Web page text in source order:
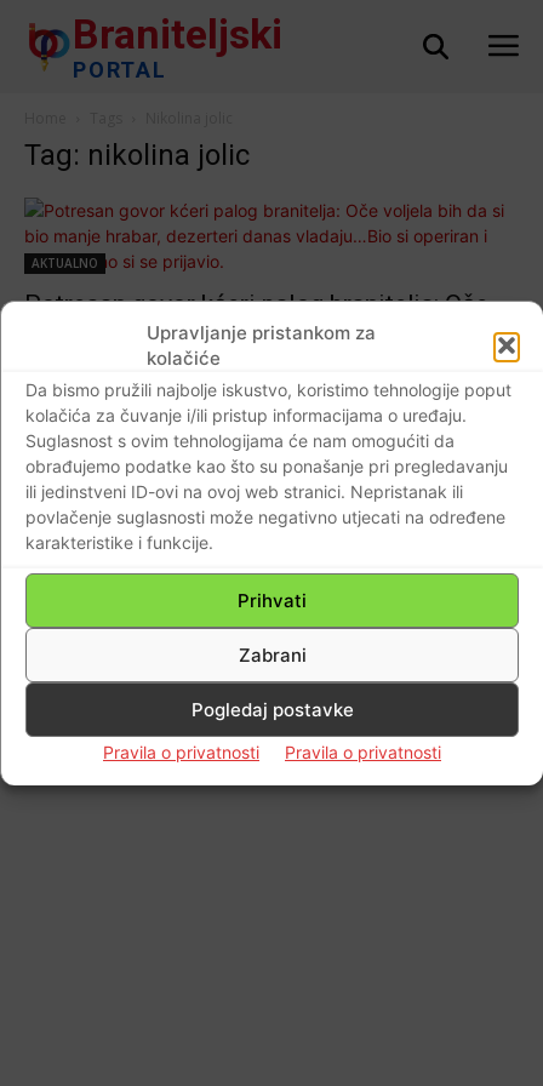
Upravljanje pristankom za
kolačiće
Da bismo pružili najbolje iskustvo, koristimo tehnologije poput
kolačića za čuvanje i/ili pristup informacijama o uređaju.
Suglasnost s ovim tehnologijama će nam omogućiti da
obrađujemo podatke kao što su ponašanje pri pregledavanju
ili jedinstveni ID-ovi na ovoj web stranici. Nepristanak ili
povlačenje suglasnosti može negativno utjecati na određene
karakteristike i funkcije.
Prihvati
Zabrani
Pogledaj postavke
Pravila o privatnosti Pravila o privatnosti
Braniteljski
PORTAL
Tag: nikolina jolic
AKTUALNO
Potresan govor kćeri palog branitelja: Oče
voljela bih da si bio manje hrabar, dezerteri
danas vladaju…Bio si operiran i dragovoljno
si se prijavio.
Braniteljski portal - 08.07.2019
Impressum Kontaktirajte nas
© Newspaper WordPress Theme by TagDiv